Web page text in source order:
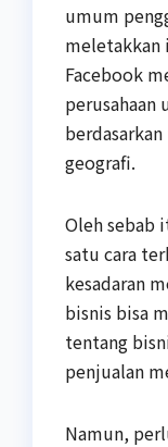
umum
meletakkan
Facebook
perusahaan
geografi.
Oleh sebab
satu cara
kesadaran
bisnis bisa
tentang
penjualan
Namun,